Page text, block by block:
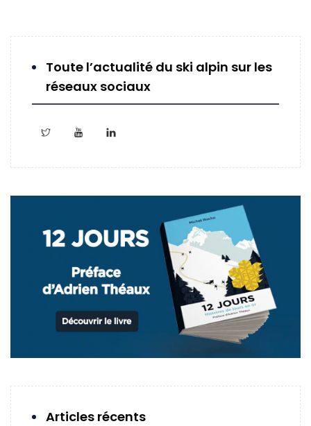
Toute l’actualité du ski alpin sur les
réseaux sociaux
Articles récents